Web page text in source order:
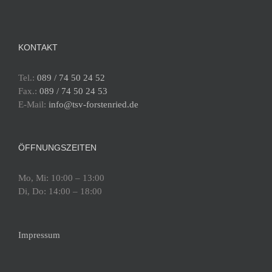
KONTAKT
Tel.: 089 / 74 50 24 52
Fax.: 089 / 74 50 24 53
E-Mail: info@tsv-forstenried.de
ÖFFNUNGSZEITEN
Mo, Mi: 10:00 – 13:00
Di, Do: 14:00 – 18:00
Impressum